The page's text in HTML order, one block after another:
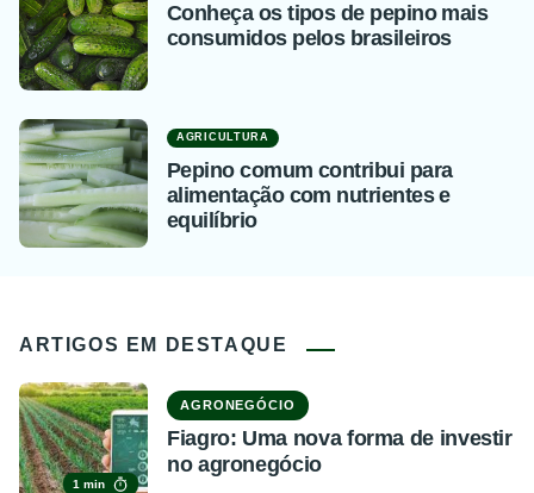
Conheça os tipos de pepino mais
consumidos pelos brasileiros
AGRICULTURA
Pepino comum contribui para
alimentação com nutrientes e
equilíbrio
ARTIGOS EM DESTAQUE
1 min
AGRONEGÓCIO
Fiagro: Uma nova forma de investir
no agronegócio